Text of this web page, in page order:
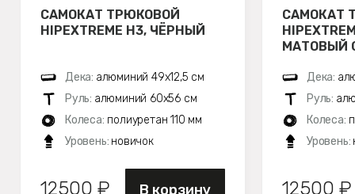
САМОКАТ ТРЮКОВОЙ
HIPEXTREME H3, ЧЁРНЫЙ
Дека: алюминий 49х12,5 см
Руль: алюминий 60х56 см
Колеса: полиуретан 110 мм
Уровень: новичок
12500 ₽ В корзину
САМОКАТ
МАТОВЫЙ
Дека:
Руль:
Колеса:
Уровень:
12500 ₽